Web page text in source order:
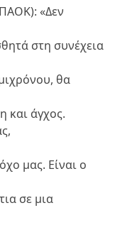
«Δεν
στη συνέχεια
θα
και άγχος.
μας. Είναι ο
σε μια